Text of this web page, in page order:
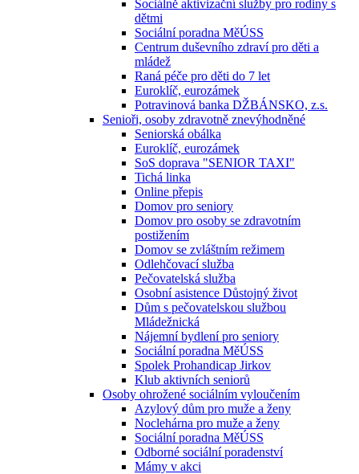
Sociálně aktivizační služby pro rodiny s
dětmi
Sociální poradna MěÚSS
Centrum duševního zdraví pro děti a
mládež
Raná péče pro děti do 7 let
Euroklíč, eurozámek
Potravinová banka DŽBÁNSKO, z.s.
Senioři, osoby zdravotně znevýhodněné
Seniorská obálka
Euroklíč, eurozámek
SoS doprava "SENIOR TAXI"
Tichá linka
Online přepis
Domov pro seniory
Domov pro osoby se zdravotním
postižením
Domov se zvláštním režimem
Odlehčovací služba
Pečovatelská služba
Osobní asistence Důstojný život
Dům s pečovatelskou službou
Mládežnická
Nájemní bydlení pro seniory
Sociální poradna MěÚSS
Spolek Prohandicap Jirkov
Klub aktivních seniorů
Osoby ohrožené sociálním vyloučením
Azylový dům pro muže a ženy
Noclehárna pro muže a ženy
Sociální poradna MěÚSS
Odborné sociální poradenství
Mámy v akci